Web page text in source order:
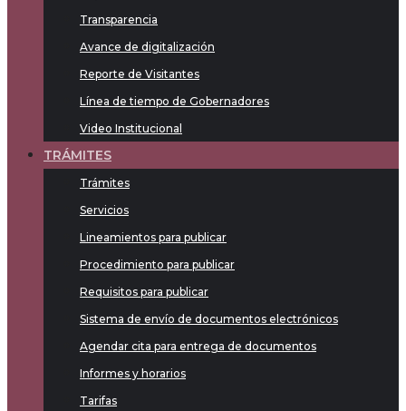
Transparencia
Avance de digitalización
Reporte de Visitantes
Línea de tiempo de Gobernadores
Video Institucional
TRÁMITES
Trámites
Servicios
Lineamientos para publicar
Procedimiento para publicar
Requisitos para publicar
Sistema de envío de documentos electrónicos
Agendar cita para entrega de documentos
Informes y horarios
Tarifas